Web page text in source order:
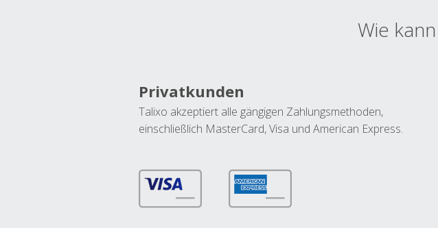
Wie
Privatkunden
Talixo akzeptiert alle gängigen Zahlungsmethoden,
einschließlich MasterCard, Visa und American Express.